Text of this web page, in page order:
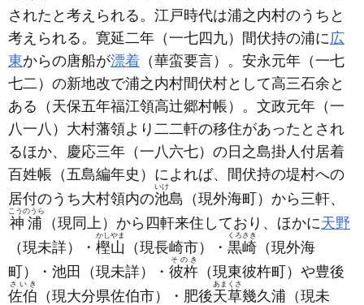
されたと考えられる。江戸時代は浦之内村のうちと
考えられる。寛延二年 （一七四九） 間伏持の浦に広
東からの唐船が漂着 （華蛮要言） 。安永元年 （一七
七二） の新地改で浦之内村間伏村として高三石余と
ある （天保五年福江領高辻郷村帳） 。文政元年 （一
八一八） 大村藩領より二二軒の移住があったとされ
るほか、慶応三年 （一八六七） の日之島掛人付居着
百姓帳 （五島編年史） によれば、間伏持の堤村への
居付のうち大村領内の池
いけ
島 （現外海町） から三軒、
神浦
こうのうら
（現同上） から四軒来住しており、ほかに天野
（現未詳）
・ 樫山
かしやま
（現長崎市） ・ 黒崎
くろさき
（現外海
町）
・池田 （現未詳） ・ 彼杵
そのき
（現東彼杵町） や豊後
佐伯
さいき
（現大分県佐伯市） ・肥後天草
あまくさ
幾久浦 （現未